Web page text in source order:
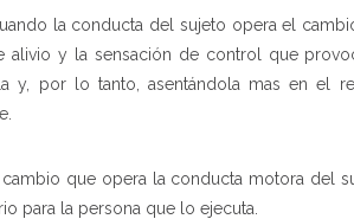
la conducta del sujeto opera el
alivio y la sensación de control que
y, por lo tanto, asentándola mas en el
que opera la conducta motora del
para la persona que lo ejecuta.